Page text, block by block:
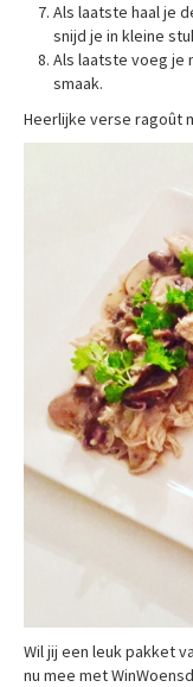
Als laatste haal je
snijd je in kleine
Als laatste voeg je
smaak.
Heerlijke verse ragoût
Wil jij een leuk pakket
nu mee met